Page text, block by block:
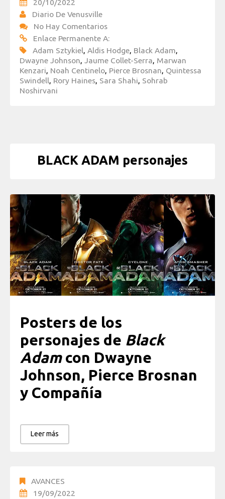
20/10/2022
Diario De Venusville
No Hay Comentarios
Enlace Permanente A:
Adam Sztykiel, Aldis Hodge, Black Adam,
Dwayne Johnson, Jaume Collet-Serra, Marwan
Kenzari, Noah Centinelo, Pierce Brosnan, Quintessa
Swindell, Rory Haines, Sara Shahi, Sohrab
Noshirvani
BLACK ADAM personajes
Posters de los
personajes de Black
Adamcon Dwayne
Johnson, Pierce Brosnan
y Compañía
Leer más
AVANCES
19/09/2022